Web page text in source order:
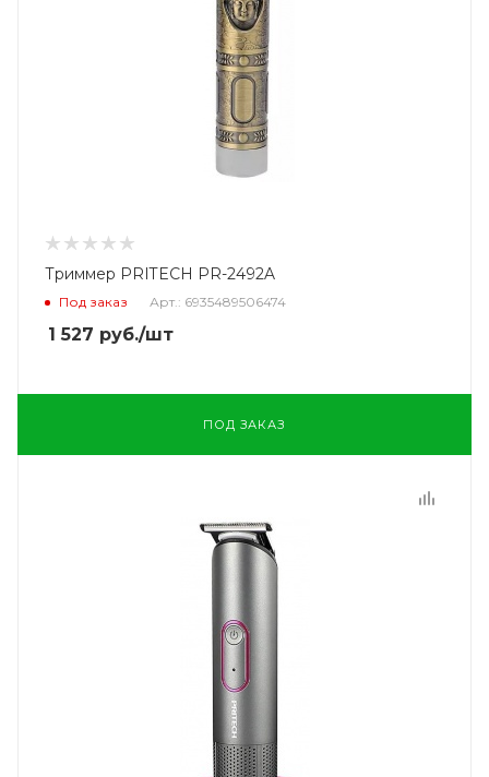
Триммер PRITECH PR-2492A
Под заказ Арт.: 6935489506474
1 527 руб./шт
ПОД ЗАКАЗ